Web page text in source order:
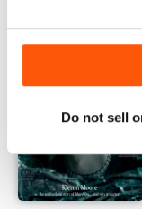
Do not sell